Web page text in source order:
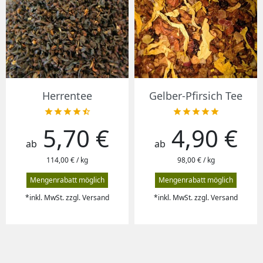
Herrentee

Preis
ab 5,70 €
114,00 € / kg
Mengenrabatt möglich
*inkl. MwSt. zzgl. Versand
Gelber-Pfirsich Tee

Preis
ab 4,90 €
98,00 € / kg
Mengenrabatt möglich
*inkl. MwSt. zzgl. Versand